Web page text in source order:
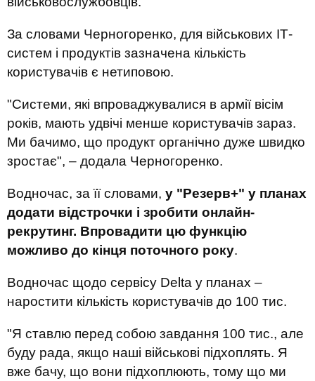
За словами Черногоренко, для військових ІТ-
систем і продуктів зазначена кількість
користувачів є нетиповою.
"Системи, які впроваджувалися в армії вісім
років, мають удвічі менше користувачів зараз.
Ми бачимо, що продукт органічно дуже швидко
зростає", – додала Черногоренко.
Водночас, за її словами, у "Резерв+" у планах
додати відстрочки і зробити онлайн-
рекрутинг. Впровадити цю функцію
можливо до кінця поточного року.
Водночас щодо сервісу Delta у планах –
наростити кількість користувачів до 100 тис.
"Я ставлю перед собою завдання 100 тис., але
буду рада, якщо наші військові підхоплять. Я
вже бачу, що вони підхоплюють, тому що ми